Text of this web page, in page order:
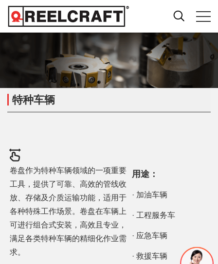
特种车辆
卷盘作为特种车辆领域的一项重要
工具，提供了可靠、高效的管线收
放、存储及介质运输功能，适用于
各种特殊工作场景。卷盘在车辆上
可进行组合式安装，高效且专业，
满足各类特种车辆的精细化作业需
求。
用途：
· 加油车辆
· 工程服务车
· 应急车辆
· 救援车辆